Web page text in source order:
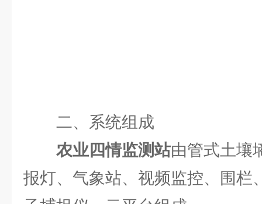
二、系统组成
农业四情监测站由管式土壤
报灯、气象站、视频监控、围栏